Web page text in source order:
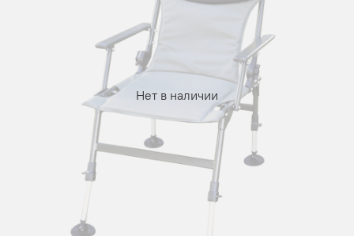
Нет в наличии